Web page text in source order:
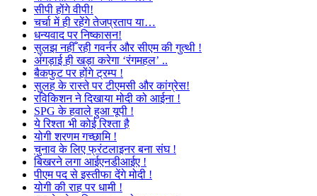
सीपी होंगे वीपी!
चर्चा में ही रहेंगे तेजप्रताप या…
धन्यवाद पर निष्कासन!
सुलझ नहीँ रही गवर्नर और सीएम की गुत्थी !
अंगड़ाई ही खड़ा करेगा ‘रंगमहल’ ..
बैकफुट पर होंगे ट्रम्प !
सुलह के रास्ते पर टीएमसी और कांग्रेस!
रविकिशन ने दिखाया मोदी को आईना !
SPG के हवाले हुआ यूपी !
ये रिश्ता भी कोई रिश्ता है
योगी शरणम गच्छामि !
चुनाव के लिए फ्रंटलाइनर बना संघ !
बिखरने लगा आईएनडीआईए !
पीएम पद से इस्तीफा देंगे मोदी !
योगी की राह पर धामी !